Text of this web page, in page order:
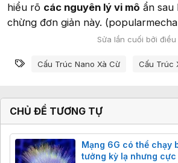
hiểu rõ các nguyên lý vi mô ẩn sau
chừng đơn giản này.
Sửa lần cuối bởi
Từ khóa
Cấu Trúc Nano Xà Cừ Cấu Trúc
CHỦ ĐỀ TƯƠNG TỰ
Mạng 6G có thể chạy
tưởng kỳ lạ nhưng cực